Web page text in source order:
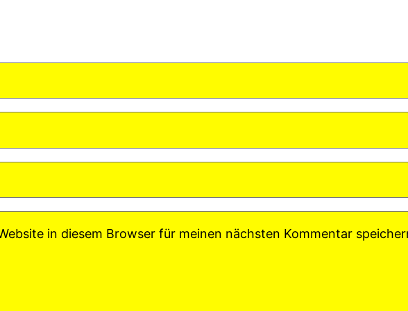
in diesem Browser für meinen nächsten Kommentar